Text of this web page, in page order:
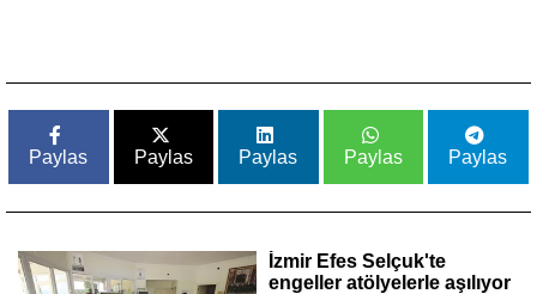
Paylas Paylas Paylas Paylas Paylas
İzmir Efes Selçuk'te
engeller atölyelerle aşılıyor